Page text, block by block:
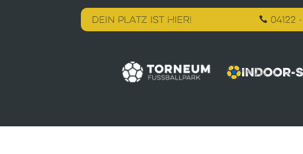
DEIN PLATZ IST HIER!  04122
INDOOR-